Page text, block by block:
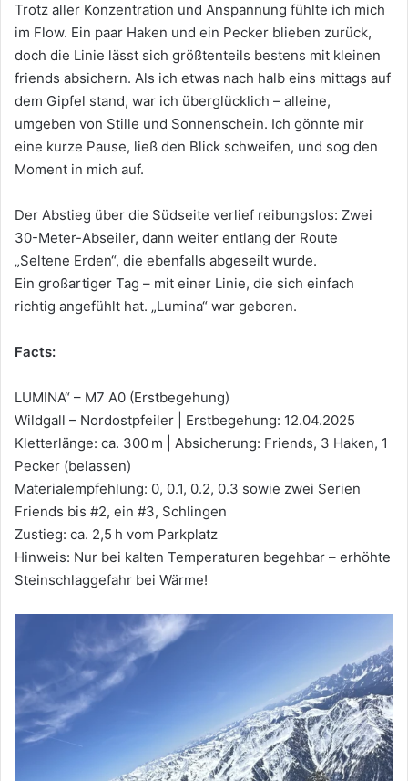
Trotz aller Konzentration und Anspannung fühlte ich mich
im Flow. Ein paar Haken und ein Pecker blieben zurück,
doch die Linie lässt sich größtenteils bestens mit kleinen
friends absichern. Als ich etwas nach halb eins mittags auf
dem Gipfel stand, war ich überglücklich – alleine,
umgeben von Stille und Sonnenschein. Ich gönnte mir
eine kurze Pause, ließ den Blick schweifen, und sog den
Moment in mich auf.
Der Abstieg über die Südseite verlief reibungslos: Zwei
30-Meter-Abseiler, dann weiter entlang der Route
„Seltene Erden“, die ebenfalls abgeseilt wurde.
Ein großartiger Tag – mit einer Linie, die sich einfach
richtig angefühlt hat. „Lumina“ war geboren.
Facts:
LUMINA“ – M7 A0 (Erstbegehung)
Wildgall – Nordostpfeiler | Erstbegehung: 12.04.2025
Kletterlänge: ca. 300 m | Absicherung: Friends, 3 Haken, 1
Pecker (belassen)
Materialempfehlung: 0, 0.1, 0.2, 0.3 sowie zwei Serien
Friends bis #2, ein #3, Schlingen
Zustieg: ca. 2,5 h vom Parkplatz
Hinweis: Nur bei kalten Temperaturen begehbar – erhöhte
Steinschlaggefahr bei Wärme!